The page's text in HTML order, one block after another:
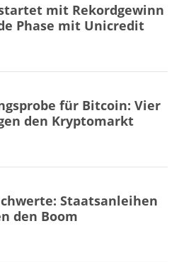
mit Rekordgewinn
Phase mit Unicredit
für Bitcoin: Vier
den Kryptomarkt
Staatsanleihen
den Boom